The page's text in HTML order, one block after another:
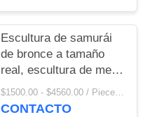
decorativa al aire libre
Escultura de samurái
de bronce a tamaño
real, escultura de metal
japonesa para jardín,
decoración
$1500.00 - $4560.00 / Piece MOQ:1
CONTACTO